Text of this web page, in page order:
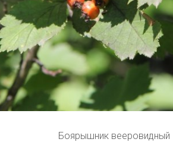
Боярышник вееровидный